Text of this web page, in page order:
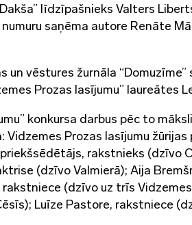
līdzīpašnieks Valters
saņēma autore Renāte
un vēstures žurnāla
Prozas lasījumu” laureātes
konkursa darbus pēc to
Vidzemes Prozas lasījumu
rakstnieks (dzīvo
(dzīvo Valmierā); Aija
rakstniece (dzīvo uz trīs
Luīze Pastore, rakstniece